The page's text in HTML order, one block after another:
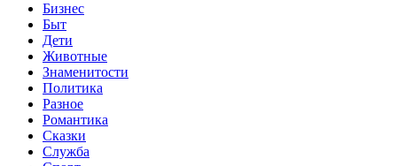
Бизнес
Быт
Дети
Животные
Знаменитости
Политика
Разное
Романтика
Сказки
Служба